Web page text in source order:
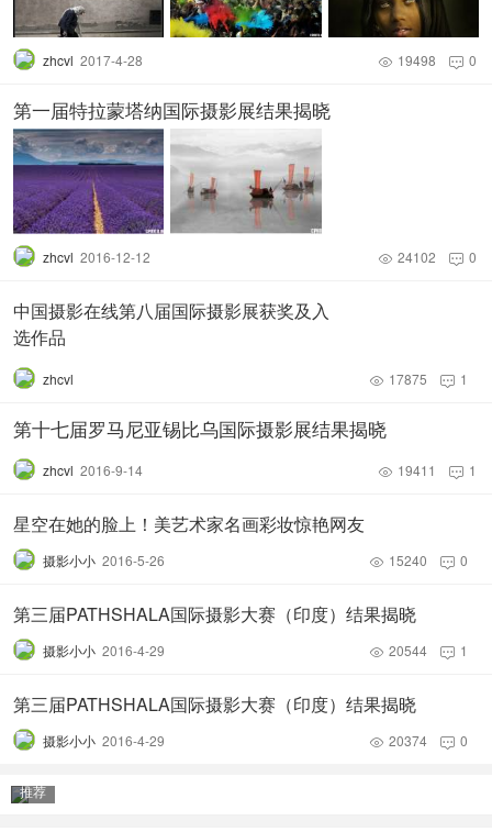
彩色自由组——FIAP 金奖
zhcvl 2017-4-28  0
 19498
第一届特拉蒙塔纳国际摄影展结果揭晓
zhcvl 2016-12-12  0
 24102
中国摄影在线第八届国际摄影展获奖及入
选作品
zhcvl  1
 17875
第十七届罗马尼亚锡比乌国际摄影展结果揭晓
zhcvl 2016-9-14  1
 19411
星空在她的脸上！美艺术家名画彩妆惊艳网友
摄影小小 2016-5-26  0
 15240
第三届PATHSHALA国际摄影大赛（印度）结果揭晓
摄影小小 2016-4-29  1
 20544
第三届PATHSHALA国际摄影大赛（印度）结果揭晓
摄影小小 2016-4-29  0
 20374
推荐